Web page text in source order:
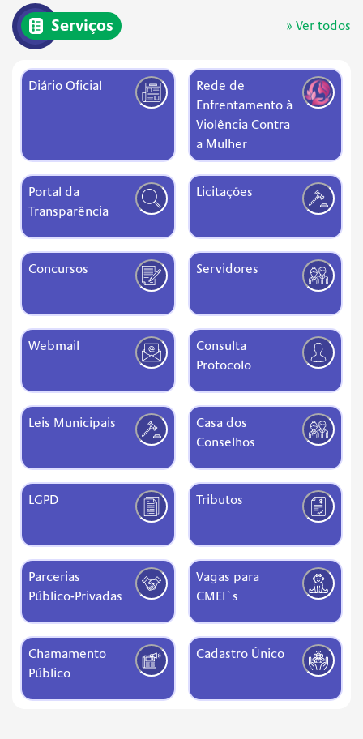
Serviços » Ver todos
Diário Oficial
Rede de
Enfrentamento à
Violência Contra
a Mulher
Portal da
Transparência
Licitações
Concursos Servidores
Webmail
Consulta
Protocolo
Leis Municipais
Casa dos
Conselhos
LGPD Tributos
Parcerias
Público-Privadas
Vagas para
CMEI`s
Chamamento
Público
Cadastro Único